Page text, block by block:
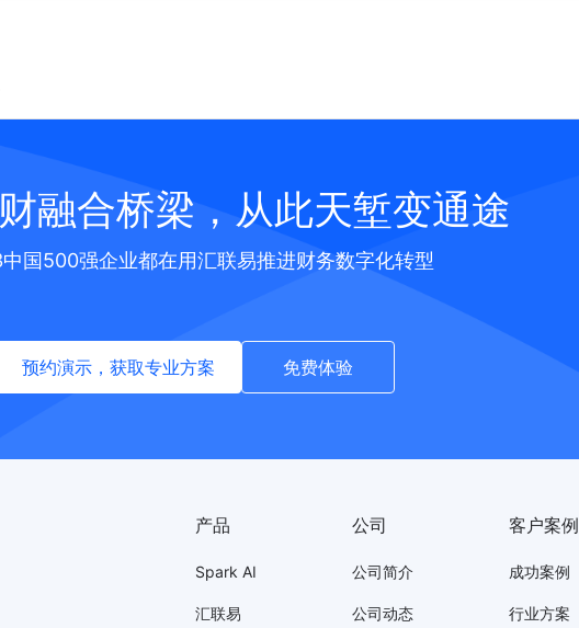
融合桥梁，从此天堑变通途
国500强企业都在用汇联易推进财务数字化转型
预约演示，获取专业方案 免费体验
产品
Spark AI
汇联易
公司
公司简介
公司动态
客户案例
成功案例
行业方案